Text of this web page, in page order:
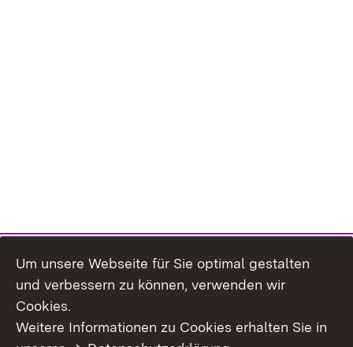
Um unsere Webseite für Sie optimal gestalten
und verbessern zu können, verwenden wir
Cookies.
Weitere Informationen zu Cookies erhalten Sie in